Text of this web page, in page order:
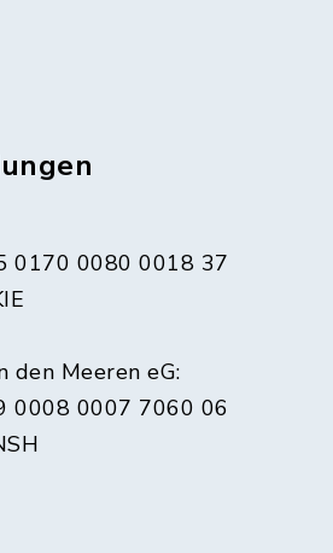
0170 0080 0018 37
den Meeren eG:
0008 0007 7060 06